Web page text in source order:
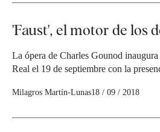
'Faust', el motor de los
La ópera de Charles Gounod
Real el 19 de septiembre con la
Milagros Martín-Lunas18 / 09 / 2018